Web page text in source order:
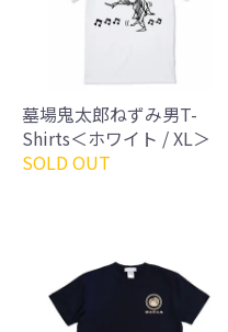
墓場鬼太郎ねずみ男T-
Shirts＜ホワイト / XL＞
SOLD OUT